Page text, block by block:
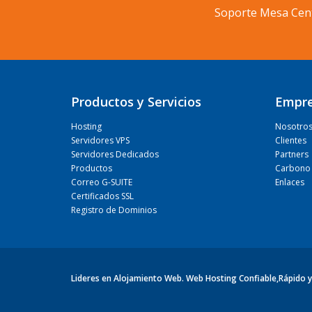
Soporte Mesa
Productos y Servicios
Hosting
Servidores VPS
Servidores Dedicados
Productos
Correo G-SUITE
Certificados SSL
Registro de Dominios
Nosotros
Clientes
Partners
Enlaces
Lideres en Alojamiento Web. Web Hosting Confiable,Rápido